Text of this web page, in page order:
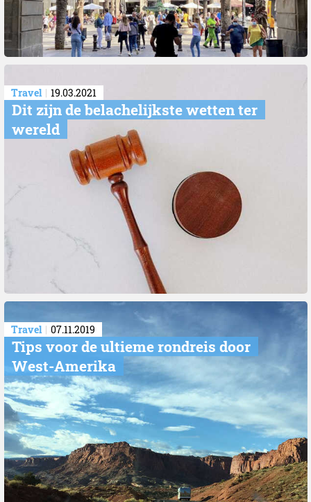
Travel 19.03.2021
Dit zijn de belachelijkste wetten ter
wereld
Travel 07.11.2019
​Tips voor de ultieme rondreis door
West-Amerika